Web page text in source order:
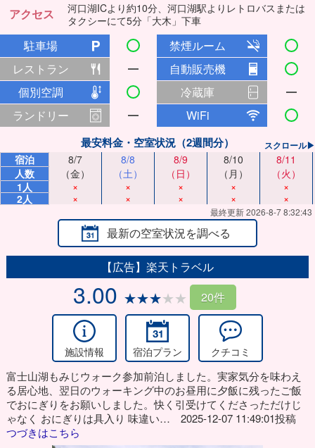
アクセス
河口湖ICより約10分、河口湖駅よりレトロバスまたは
タクシーにて5分「大木」下車
駐車場
禁煙ルーム
レストラン
自動販売機
個別空調
冷蔵庫
ランドリー
WiFi
【広告】楽天トラベル
3.00 20件
施設情報 宿泊プラン クチコミ
富士山湖もみじウォーク参加前泊しました。実家気分を味わえ
る居心地、翌日のウォーキング中のお昼用に夕飯に残ったご飯
でおにぎりをお願いしました。快く引受けてくださっただけじ
ゃなく おにぎりは具入り 味違い… 2025-12-07 11:49:01投稿
つづきはこちら
最安料金・空室状況（2週間分） スクロール▶
宿泊 8/7 8/8 8/9 8/10
8/11
人数
（金） （土） （日） （月）
（火）
1人
× × × ×
×
2人
× × × × ×
最終更新 2026-8-7 8:32:43
最新の空室状況を調べる